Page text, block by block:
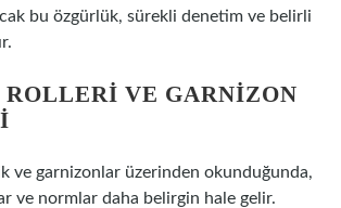
bu özgürlük, sürekli denetim ve belirli
VE GARNIZON
ve garnizonlar üzerinden okunduğunda,
ve normlar daha belirgin hale gelir.